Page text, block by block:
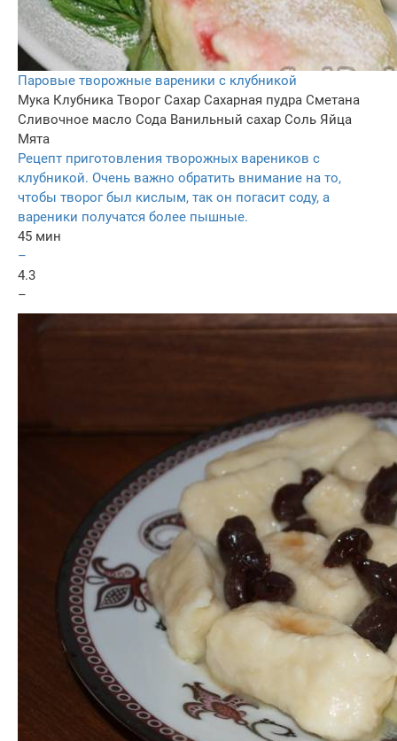
Паровые творожные вареники с клубникой
Мука Клубника Творог Сахар Сахарная пудра Сметана
Сливочное масло Сода Ванильный сахар Соль Яйца
Мята
Рецепт приготовления творожных вареников с
клубникой. Очень важно обратить внимание на то,
чтобы творог был кислым, так он погасит соду, а
вареники получатся более пышные.
45 мин
–
4.3
–